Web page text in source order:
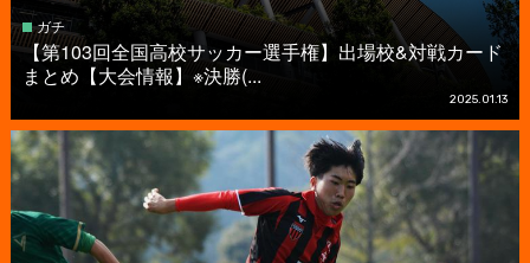
ガチ
【第103回全国高校サッカー選手権】出場校&対戦カード
まとめ【大会情報】※決勝(...
2025.01.13